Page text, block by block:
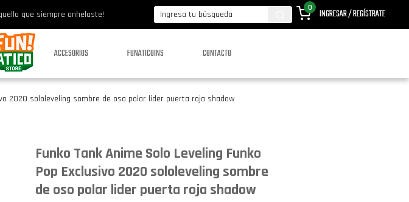
que siempre anhelaste!
0 INGRESAR / REGÍSTRATE
ACCESORIOS FUNATICOINS CONTACTO
2020 sololeveling sombre de oso polar lider puerta roja shadow
Funko Tank Anime Solo Leveling Funko
Pop Exclusivo 2020 sololeveling sombre
de oso polar lider puerta roja shadow